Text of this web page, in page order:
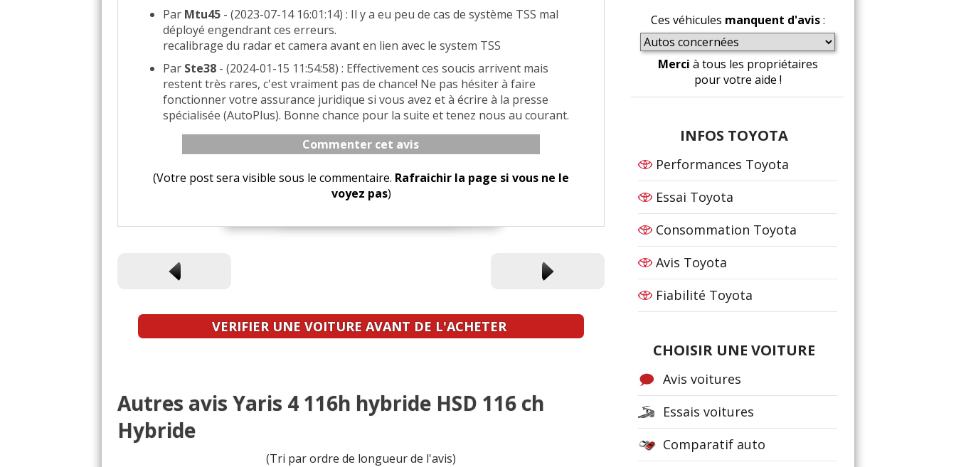
Par Mtu45 - (2023-07-14 16:01:14) : Il y a eu peu de cas de système TSS mal
déployé engendrant ces erreurs.
recalibrage du radar et camera avant en lien avec le system TSS
Par Ste38 - (2024-01-15 11:54:58) : Effectivement ces soucis arrivent mais
restent très rares, c'est vraiment pas de chance! Ne pas hésiter à faire
fonctionner votre assurance juridique si vous avez et à écrire à la presse
spécialisée (AutoPlus). Bonne chance pour la suite et tenez nous au courant.
Commenter cet avis
(Votre post sera visible sous le commentaire. Rafraichir la page si vous ne le
voyez pas)
VERIFIER UNE VOITURE AVANT DE L'ACHETER
Autres avis Yaris 4 116h hybride HSD 116 ch
Hybride
(Tri par ordre de longueur de l'avis)
Ces véhicules manquent d'avis:
Merci à tous les propriétaires
pour votre aide !
INFOS TOYOTA
Performances Toyota
Essai Toyota
Consommation Toyota
Avis Toyota
Fiabilité Toyota
CHOISIR UNE VOITURE
Avis voitures
Essais voitures
Comparatif auto